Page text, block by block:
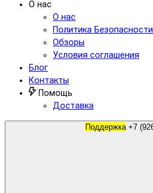
О нас
О нас
Политика Безопасности
Обзоры
Условия соглашения
Блог
Контакты
Помощь
Доставка
Поддержка